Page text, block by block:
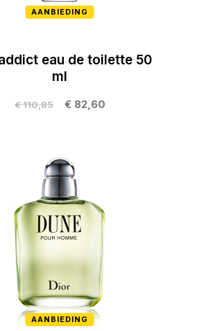
AANBIEDING
eau de toilette 50
ml
€ 82,60
€ 110,85
AANBIEDING